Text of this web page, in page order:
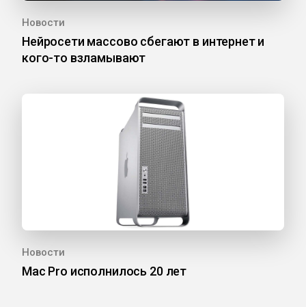
Новости
Нейросети массово сбегают в интернет и
кого-то взламывают
Новости
Mac Pro исполнилось 20 лет